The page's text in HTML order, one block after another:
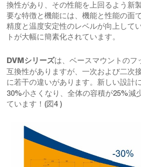
換性があり、その性能を上回るよう新
要な特徴と機能には、機能と性能の面
精度と温度安定性のレベルが向上して
トが大幅に簡素化されています。
DVMシリーズは、ベースマウントのフ
互換性がありますが、一次および二次
に若干の違いがあります。新しい設計に
30%小さくなり、全体の容積が25%減
ています！(図4 )